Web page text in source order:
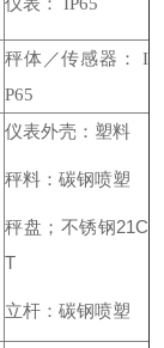
秤体／传感器： I
P65
仪表外壳：塑料
秤料：碳钢喷塑
秤盘；不锈钢21C
T
立杆：碳钢喷塑